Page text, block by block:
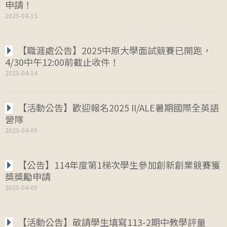
申請！
2025-04-15
【職涯處公告】2025中原大學面試競賽已開跑，
4/30中午12:00前截止收件！
2025-04-14
【活動公告】歡迎報名2025 II/ALE暑期國際全英語
營隊
2025-04-09
【公告】114年度第1梯次學生參加創新創業競賽獲
獎獎勵申請
2025-04-09
【活動公告】敬請學生填寫113-2期中教學評量